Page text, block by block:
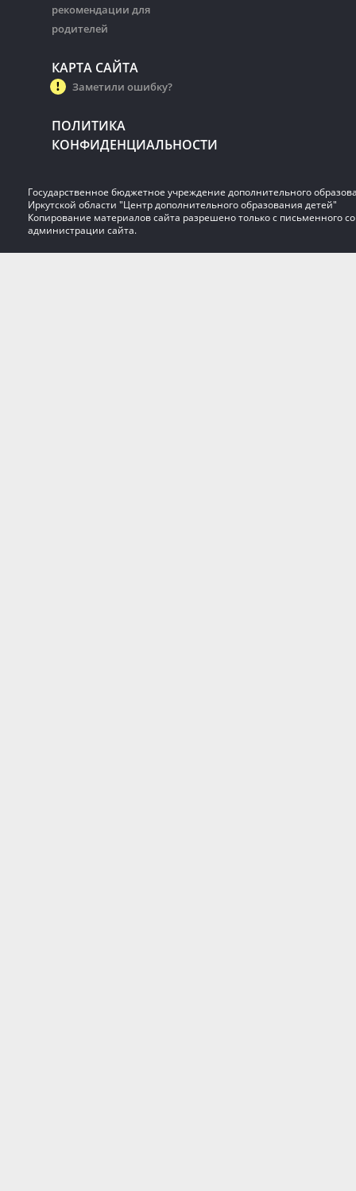
рекомендации для
родителей
КАРТА САЙТА
Заметили ошибку?
ПОЛИТИКА
КОНФИДЕНЦИАЛЬНОСТИ
Государственное бюджетное учреждение дополнительного
Иркутской области "Центр дополнительного образования детей"
Копирование материалов сайта разрешено только с письменного
администрации сайта.